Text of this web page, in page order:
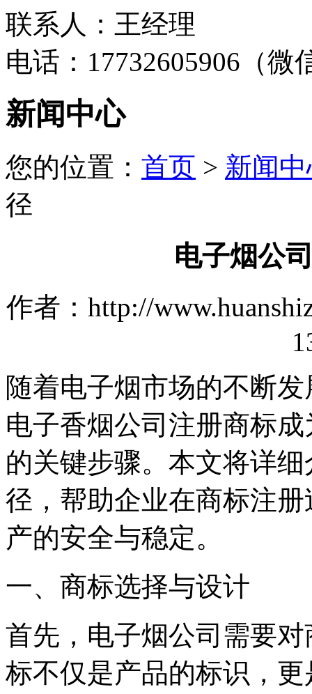
联系人：王经理
电话：17732605906（微
新闻中心
您的位置： 首页 > 新闻
径
电子烟公
作者：http://
随着电子烟市场的不断
电子香烟公司注册商标
的关键步骤。本文将详
径，帮助企业在商标注
产的安全与稳定。
一、商标选择与设计
首先，电子烟公司需要
标不仅是产品的标识，